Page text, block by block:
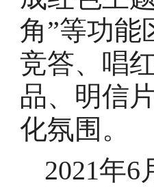
角”等功能
竞答、唱
品、明信
化氛围。
2021年6